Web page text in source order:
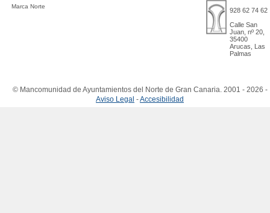
Marca Norte
928 62 74 62
Calle San
Juan, nº 20,
35400
Arucas, Las
Palmas
© Mancomunidad de Ayuntamientos del Norte de Gran Canaria. 2001 - 2026 -
Aviso Legal -Accesibilidad